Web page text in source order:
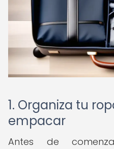
1. Organiza tu
empacar
Antes de